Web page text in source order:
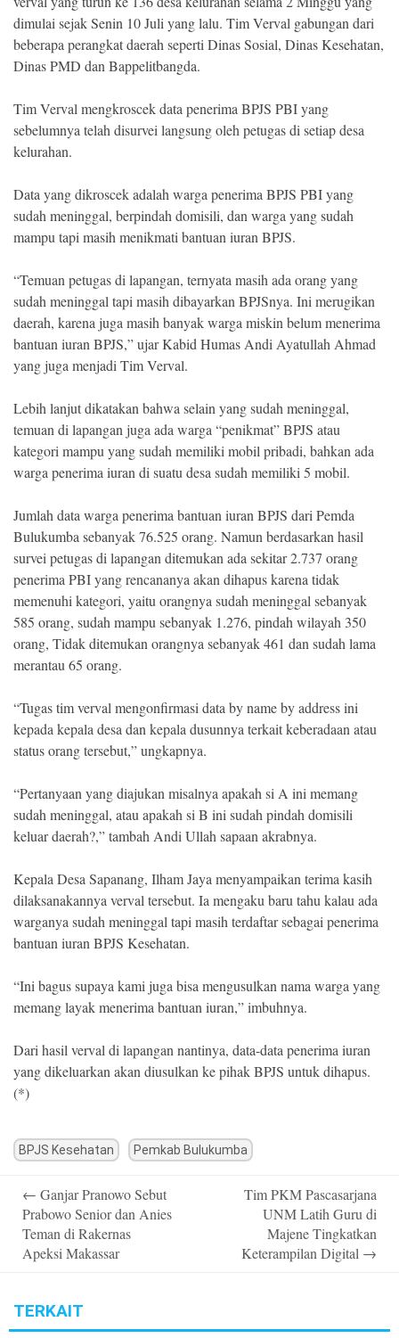
©
Copyright
2026
NETRAL
.
Reserved
dimulai sejak Senin 10 Juli yang lalu. Tim Verval gabungan dari
beberapa perangkat daerah seperti Dinas Sosial, Dinas Kesehatan,
Dinas PMD dan Bappelitbangda.
Tim Verval mengkroscek data penerima BPJS PBI yang
sebelumnya telah disurvei langsung oleh petugas di setiap desa
kelurahan.
Data yang dikroscek adalah warga penerima BPJS PBI yang
sudah meninggal, berpindah domisili, dan warga yang sudah
mampu tapi masih menikmati bantuan iuran BPJS.
“Temuan petugas di lapangan, ternyata masih ada orang yang
sudah meninggal tapi masih dibayarkan BPJSnya. Ini merugikan
daerah, karena juga masih banyak warga miskin belum menerima
bantuan iuran BPJS,” ujar Kabid Humas Andi Ayatullah Ahmad
yang juga menjadi Tim Verval.
Lebih lanjut dikatakan bahwa selain yang sudah meninggal,
temuan di lapangan juga ada warga “penikmat” BPJS atau
kategori mampu yang sudah memiliki mobil pribadi, bahkan ada
warga penerima iuran di suatu desa sudah memiliki 5 mobil.
Jumlah data warga penerima bantuan iuran BPJS dari Pemda
Bulukumba sebanyak 76.525 orang. Namun berdasarkan hasil
survei petugas di lapangan ditemukan ada sekitar 2.737 orang
penerima PBI yang rencananya akan dihapus karena tidak
memenuhi kategori, yaitu orangnya sudah meninggal sebanyak
585 orang, sudah mampu sebanyak 1.276, pindah wilayah 350
orang, Tidak ditemukan orangnya sebanyak 461 dan sudah lama
merantau 65 orang.
“Tugas tim verval mengonfirmasi data by name by address ini
kepada kepala desa dan kepala dusunnya terkait keberadaan atau
status orang tersebut,” ungkapnya.
“Pertanyaan yang diajukan misalnya apakah si A ini memang
sudah meninggal, atau apakah si B ini sudah pindah domisili
keluar daerah?,” tambah Andi Ullah sapaan akrabnya.
Kepala Desa Sapanang, Ilham Jaya menyampaikan terima kasih
dilaksanakannya verval tersebut. Ia mengaku baru tahu kalau ada
warganya sudah meninggal tapi masih terdaftar sebagai penerima
bantuan iuran BPJS Kesehatan.
“Ini bagus supaya kami juga bisa mengusulkan nama warga yang
memang layak menerima bantuan iuran,” imbuhnya.
Dari hasil verval di lapangan nantinya, data-data penerima iuran
yang dikeluarkan akan diusulkan ke pihak BPJS untuk dihapus.
(*)
BPJS Kesehatan Pemkab Bulukumba
navigation
← Ganjar Pranowo Sebut
Prabowo Senior dan Anies
Teman di Rakernas
Apeksi Makassar
Tim PKM Pascasarjana
UNM Latih Guru di
Majene Tingkatkan
Keterampilan Digital →
TERKAIT